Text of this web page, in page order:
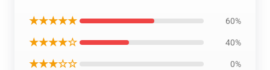
★★★★★ 60%
★★★★☆ 40%
★★★☆☆ 0%